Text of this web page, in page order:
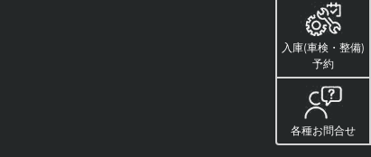
入庫(車検・整備)
予約
各種お問合せ